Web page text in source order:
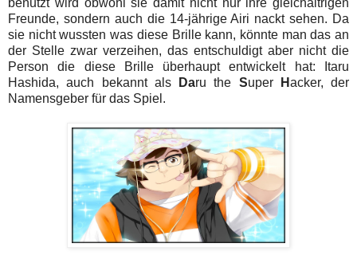
Freunde, sondern auch die 14-jährige Airi nackt sehen. Da
sie nicht wussten was diese Brille kann, könnte man das an
der Stelle zwar verzeihen, das entschuldigt aber nicht die
Person die diese Brille überhaupt entwickelt hat: Itaru
Hashida, auch bekannt als
Daru the Super Hacker, der
Namensgeber für das Spiel.